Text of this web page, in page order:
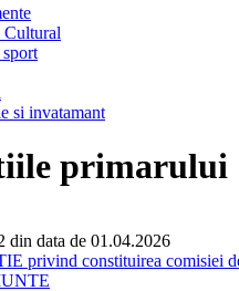
si invatamant
primarului
din data de 01.04.2026
privind constituirea